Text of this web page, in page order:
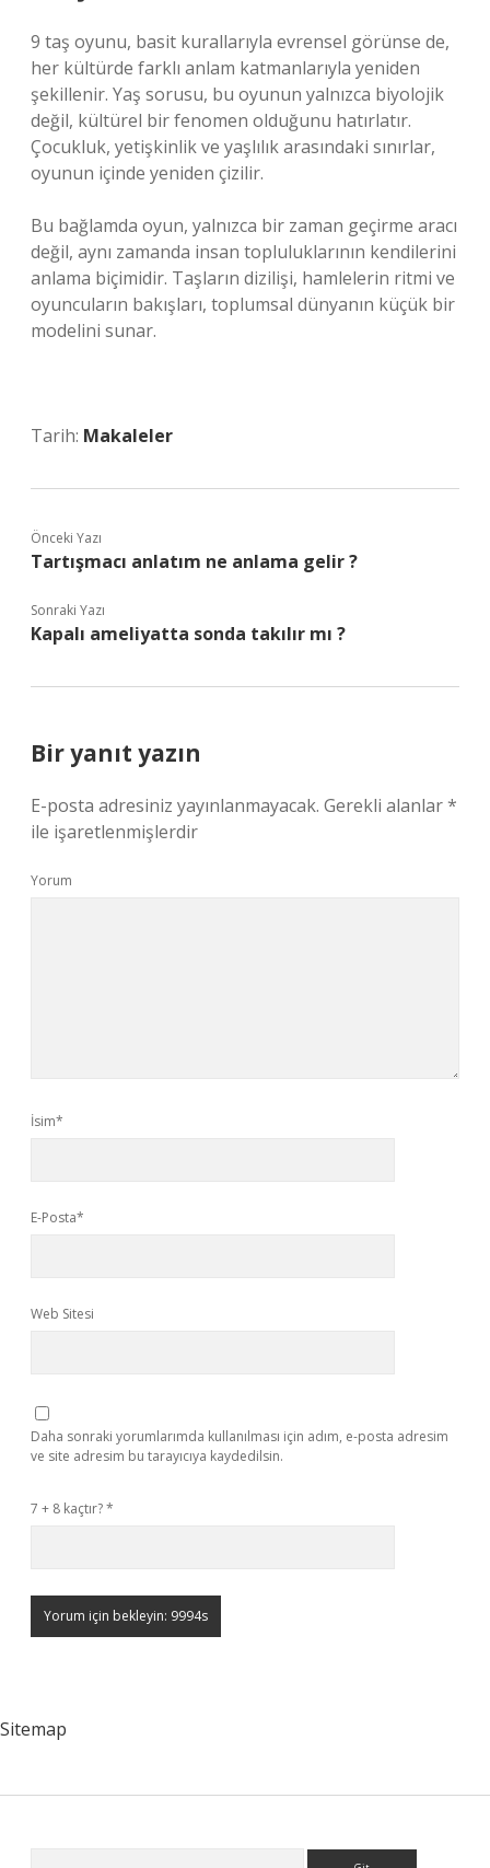
9 taş oyunu, basit kurallarıyla evrensel görünse de,
her kültürde farklı anlam katmanlarıyla yeniden
şekillenir. Yaş sorusu, bu oyunun yalnızca biyolojik
değil, kültürel bir fenomen olduğunu hatırlatır.
Çocukluk, yetişkinlik ve yaşlılık arasındaki sınırlar,
oyunun içinde yeniden çizilir.
Bu bağlamda oyun, yalnızca bir zaman geçirme aracı
değil, aynı zamanda insan topluluklarının kendilerini
anlama biçimidir. Taşların dizilişi, hamlelerin ritmi ve
oyuncuların bakışları, toplumsal dünyanın küçük bir
modelini sunar.
Tarih: Makaleler
Önceki Yazı
Tartışmacı anlatım ne anlama gelir ?
Sonraki Yazı
Kapalı ameliyatta sonda takılır mı ?
Bir yanıt yazın
E-posta adresiniz yayınlanmayacak. Gerekli alanlar*
ile işaretlenmişlerdir
Yorum
İsim*
E-Posta*
Web Sitesi
Daha sonraki yorumlarımda kullanılması için adım, e-posta adresim
ve site adresim bu tarayıcıya kaydedilsin.
7 + 8 kaçtır?*
Sitemap